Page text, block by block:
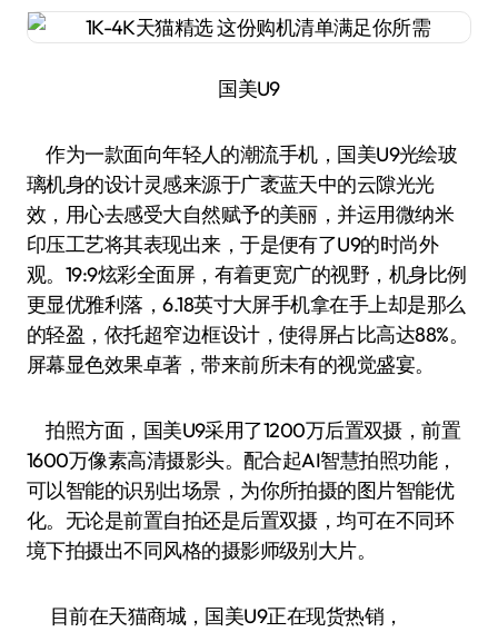
国美U9
作为一款面向年轻人的潮流手机，国美U9光绘玻
璃机身的设计灵感来源于广袤蓝天中的云隙光光
效，用心去感受大自然赋予的美丽，并运用微纳米
印压工艺将其表现出来，于是便有了U9的时尚外
观。19:9炫彩全面屏，有着更宽广的视野，机身比例
更显优雅利落，6.18英寸大屏手机拿在手上却是那么
的轻盈，依托超窄边框设计，使得屏占比高达88%。
屏幕显色效果卓著，带来前所未有的视觉盛宴。
拍照方面，国美U9采用了1200万后置双摄，前置
1600万像素高清摄影头。配合起AI智慧拍照功能，
可以智能的识别出场景，为你所拍摄的图片智能优
化。无论是前置自拍还是后置双摄，均可在不同环
境下拍摄出不同风格的摄影师级别大片。
目前在天猫商城，国美U9正在现货热销，